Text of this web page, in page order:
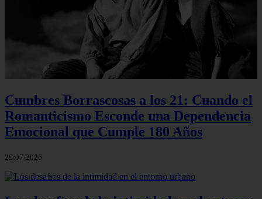
Cumbres Borrascosas a los 21: Cuando el
Romanticismo Esconde una Dependencia
Emocional que Cumple 180 Años
29/07/2026